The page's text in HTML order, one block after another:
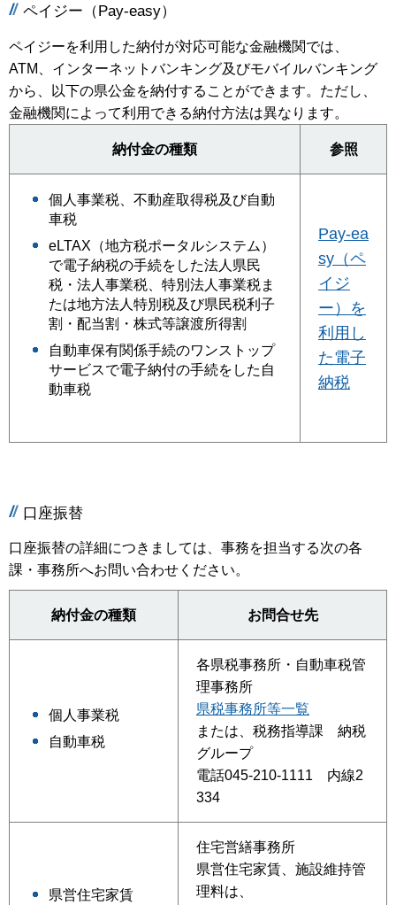
ペイジー（Pay-easy）
ペイジーを利用した納付が対応可能な金融機関では、
ATM、インターネットバンキング及びモバイルバンキング
から、以下の県公金を納付することができます。ただし、
金融機関によって利用できる納付方法は異なります。
納付金の種類 参照
個人事業税、不動産取得税及び自動
車税
eLTAX（地方税ポータルシステム）
で電子納税の手続をした法人県民
税・法人事業税、特別法人事業税ま
たは地方法人特別税及び県民税利子
割・配当割・株式等譲渡所得割
自動車保有関係手続のワンストップ
サービスで電子納付の手続をした自
動車税
Pay-ea
sy（ペ
イジ
ー） を
利用し
た電子
納税
口座振替
口座振替の詳細につきましては、事務を担当する次の各
課・事務所へお問い合わせください。
納付金の種類 お問合せ先
個人事業税
自動車税
各県税事務所・自動車税管
理事務所
県税事務所等一覧
または、税務指導課 納税
グループ
電話045-210-1111 内線2
334
県営住宅家賃
住宅営繕事務所
県営住宅家賃、施設維持管
理料は、